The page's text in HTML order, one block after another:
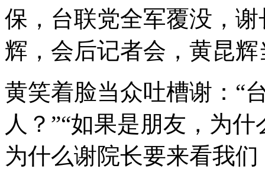
保，台联党全军覆没，
辉，会后记者会，黄昆
黄笑着脸当众吐槽谢：“
人？”“如果是朋友，为
为什么谢院长要来看我